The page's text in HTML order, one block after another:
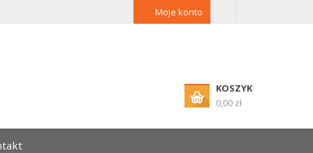
Moje konto
KOSZYK
0,00 zł